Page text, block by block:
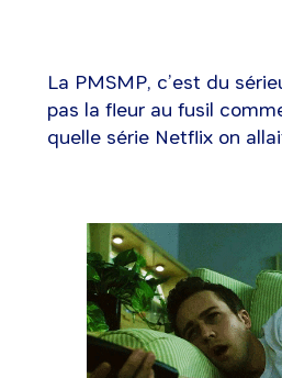
La PMSMP, c’est du
pas la fleur au fusil
quelle série Netflix on